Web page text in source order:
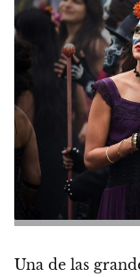
Una de las